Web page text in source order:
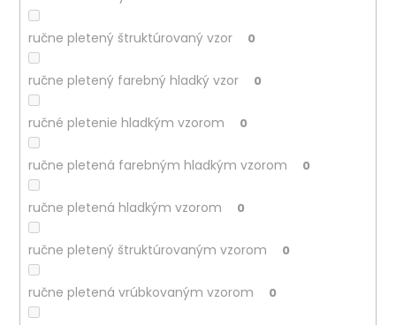
ručne pletený štruktúrovaný vzor 0
ručne pletený farebný hladký vzor 0
ručné pletenie hladkým vzorom 0
ručne pletená farebným hladkým vzorom 0
ručne pletená hladkým vzorom 0
ručne pletený štruktúrovaným vzorom 0
ručne pletená vrúbkovaným vzorom 0